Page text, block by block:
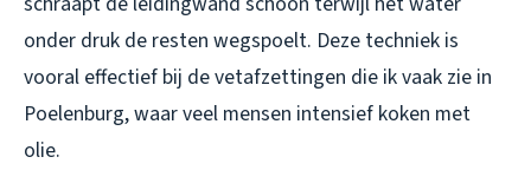
onder druk de resten wegspoelt. Deze techniek is
vooral effectief bij de vetafzettingen die ik vaak zie in
Poelenburg, waar veel mensen intensief koken met
olie.